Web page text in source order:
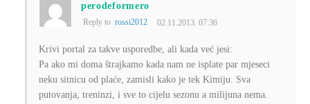
perodeformero
Reply to rossi2012 02.11.2013. 07:36
Krivi portal za takve usporedbe, ali kada već jesi:
Pa ako mi doma štrajkamo kada nam ne isplate par mjeseci
neku sitnicu od plaće, zamisli kako je tek Kimiju. Sva
putovanja, treninzi, i sve to cijelu sezonu a milijuna nema.